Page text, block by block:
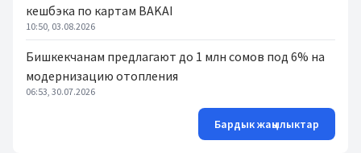
кешбэка по картам BAKAI
10:50, 03.08.2026
Бишкекчанам предлагают до 1 млн сомов под 6% на
модернизацию отопления
06:53, 30.07.2026
Бардык жаңылыктар